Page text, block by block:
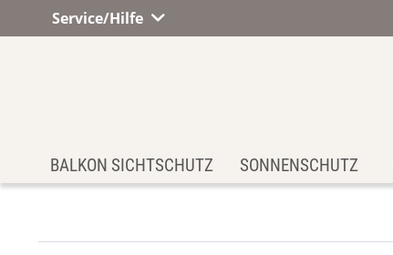
Service/Hilfe
BALKON SICHTSCHUTZ SONNENSCHUTZ